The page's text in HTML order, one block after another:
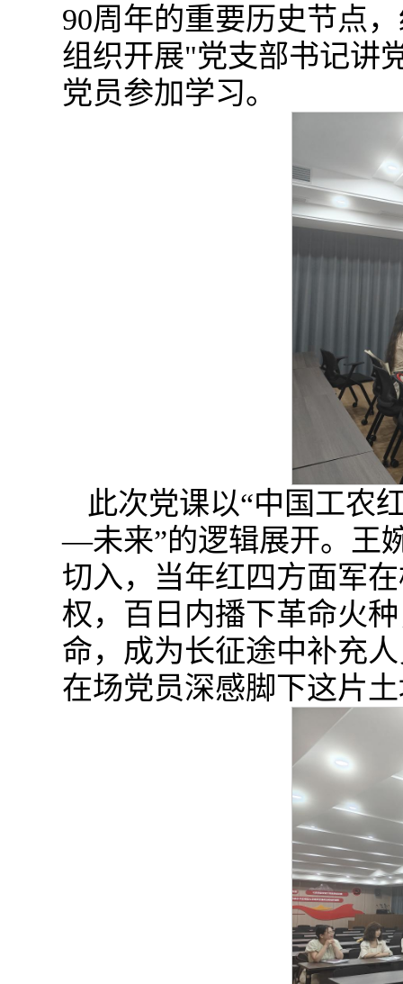
90周年的重要历史节点
组织开展"党支部书记讲
党员参加学习。
此次党课以“中国工农
—未来”的逻辑展开。王
切入，当年红四方面军
权，百日内播下革命火
命，成为长征途中补充
在场党员深感脚下这片